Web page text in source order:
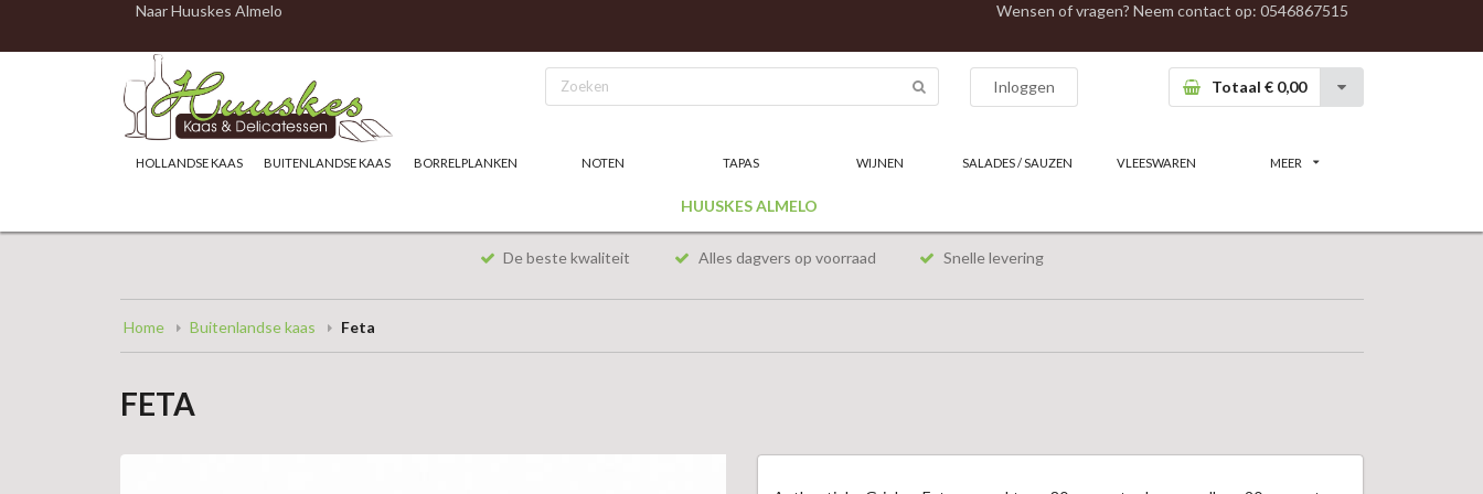
Naar Huuskes Almelo Wensen of vragen? Neem contact op: 0546867515
Inloggen Totaal € 0,00
HOLLANDSE KAAS BUITENLANDSE KAAS BORRELPLANKEN NOTEN TAPAS WIJNEN SALADES / SAUZEN VLEESWAREN MEER
HUUSKES ALMELO
De beste kwaliteit Alles dagvers op voorraad Snelle levering
Home Buitenlandse kaas Feta
FETA